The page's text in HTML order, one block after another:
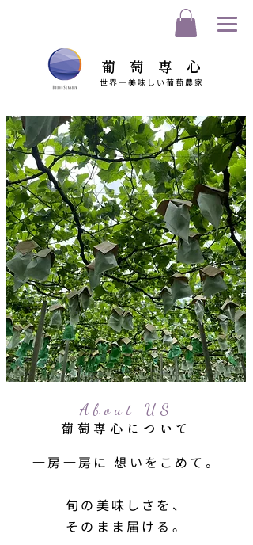
​葡萄専心
世界一美味しい葡萄農家
About US
​葡萄専心について
一房一房に 想いをこめて。
旬の美味しさを、
そのまま届ける。